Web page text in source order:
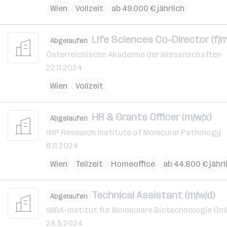
Wien
Vollzeit ab 49.000 € jährlich
Abgelaufen Life Sciences Co-Director (f/
Österreichische Akademie der Wissenschaften
22.11.2024
Wien
Vollzeit
Abgelaufen HR & Grants Officer (m/w/x)
IMP Research Institute of Molecular Pathology
8.11.2024
Wien
Teilzeit Homeoffice ab 44.800 €
Abgelaufen Technical Assistant (m/w/d)
IMBA-Institut für Molekulare Biotechnologie
28.5.2024